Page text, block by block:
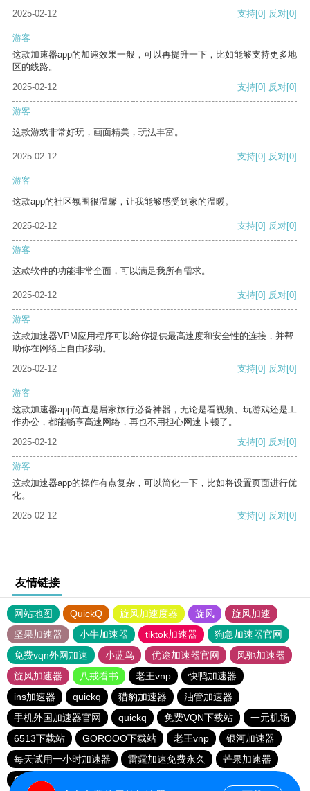
2025-02-12
支持[0] 反对[0]
游客
这款加速器app的加速效果一般，可以再提升一下，比如能够支持更多地
区的线路。
2025-02-12
支持[0] 反对[0]
游客
这款游戏非常好玩，画面精美，玩法丰富。
2025-02-12 支持[0] 反对[0]
游客
这款app的社区氛围很温馨，让我能够感受到家的温暖。
2025-02-12 支持[0] 反对[0]
游客
这款软件的功能非常全面，可以满足我所有需求。
2025-02-12 支持[0] 反对[0]
游客
这款加速器VPM应用程序可以给你提供最高速度和安全性的连接，并帮
助你在网络上自由移动。
2025-02-12
支持[0] 反对[0]
游客
这款加速器app简直是居家旅行必备神器，无论是看视频、玩游戏还是工
作办公，都能畅享高速网络，再也不用担心网速卡顿了。
2025-02-12
支持[0] 反对[0]
游客
这款加速器app的操作有点复杂，可以简化一下，比如将设置页面进行优
化。
2025-02-12
支持[0] 反对[0]
友情链接
网站地图 QuickQ 旋风加速度器 旋风
旋风加速
坚果加速器
小牛加速器 tiktok加速器
狗急加速器官网
免费vqn外网加速
小蓝鸟 优途加速器官网
风驰加速器
旋风加速器
八戒看书 老王vnp
快鸭加速器
ins加速器
quickq 猎豹加速器
油管加速器
手机外国加速器官网
quickq 免费VQN下载站
一元机场
6513下载站
GOROOO下载站 老王vnp
银河加速器
每天试用一小时加速器
雷霆加速免费永久
芒果加速器
CC加速器